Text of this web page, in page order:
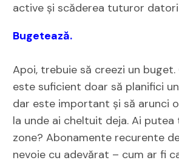
active și scăderea tuturor
Bugetează.
Apoi, trebuie să creezi un buget.
este suficient doar să planifici
dar este important și să arunci
la unde ai cheltuit deja. Ai
zone? Abonamente recurente
nevoie cu adevărat – cum ar fi